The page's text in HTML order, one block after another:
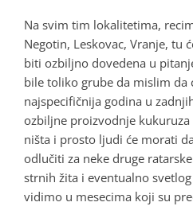
Na svim tim lokalitetima,
Negotin, Leskovac, Vranje, tu
biti ozbiljno dovedena u
bile toliko grube da mislim da
najspecifičnija godina u
ozbiljne proizvodnje
ništa i prosto ljudi će morati
odlučiti za neke druge
strnih žita i eventualno
vidimo u mesecima koji su